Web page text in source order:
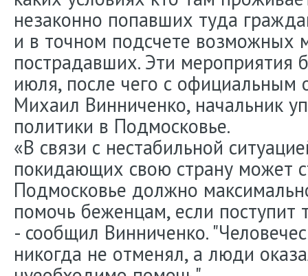
незаконно попавших туда
и в точном подсчете возможных
пострадавших. Эти мероприятия
июля, после чего с официальным
Михаил Винниченко, начальник
политики в Подмосковье.
«В связи с нестабильной
покидающих свою страну может
Подмосковье должно
помочь беженцам, если поступит
- сообщил Винниченко.
никогда не отменял, а люди